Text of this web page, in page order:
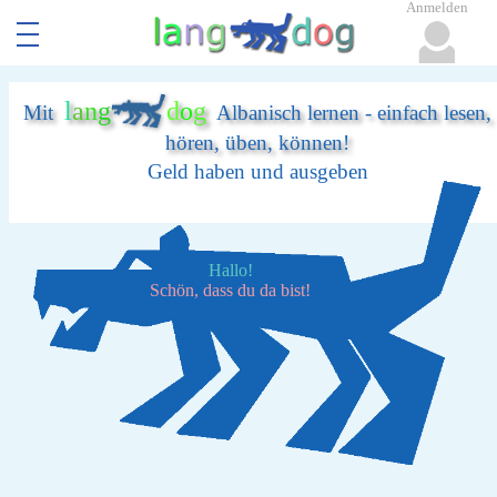
Mit lang dogAlbanisch lernen - einfach lesen,
hören, üben, können!
Geld haben und ausgeben
Hallo!
Schön, dass du da bist!
Anmelden